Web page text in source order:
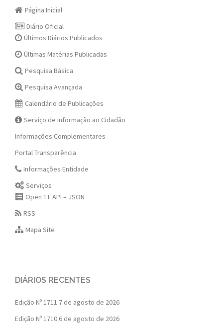
Página Inicial
Diário Oficial
Últimos Diários Publicados
Últimas Matérias Publicadas
Pesquisa Básica
Pesquisa Avançada
Calendário de Publicações
Serviço de Informação ao Cidadão
Informações Complementares
Portal Transparência
Informações Entidade
Serviços
Open T.I. API – JSON
RSS
Mapa Site
DIÁRIOS RECENTES
Edição Nº 1711 7 de agosto de 2026
Edição Nº 1710 6 de agosto de 2026